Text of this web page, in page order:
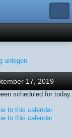
anlegen
17, 2019
scheduled for today.